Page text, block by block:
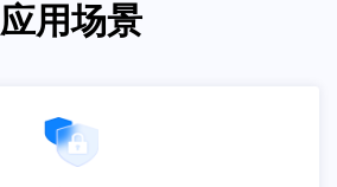
应用场景